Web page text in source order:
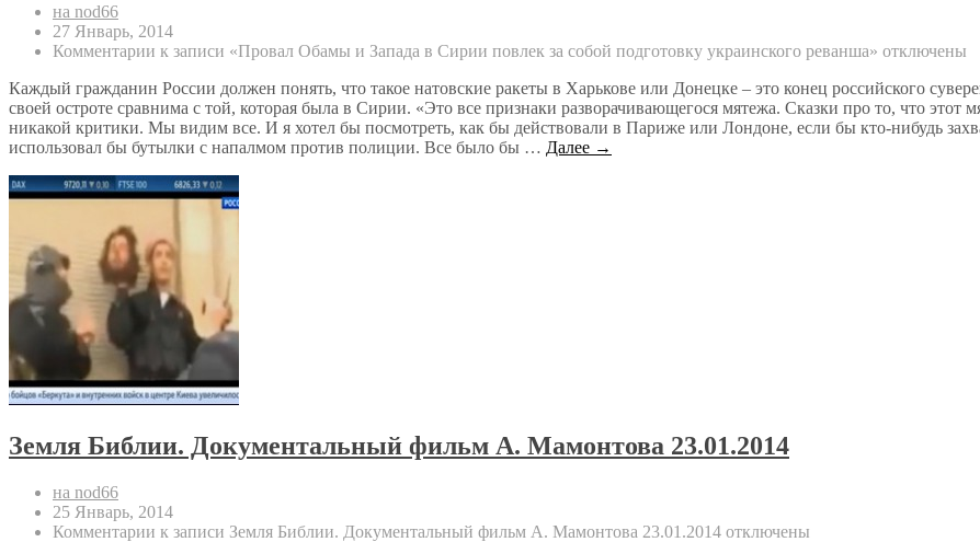
на nod66
27 Январь, 2014
Комментарии к записи «Провал Обамы и Запада в Сирии повлек за собой подготовку украинского реванша» отключены
Каждый гражданин России должен понять, что такое натовские ракеты в Харькове или Донецке – это конец российского
своей остроте сравнима с той, которая была в Сирии. «Это все признаки разворачивающегося мятежа. Сказки про то, что
никакой критики. Мы видим все. И я хотел бы посмотреть, как бы действовали в Париже или Лондоне, если бы кто-нибудь
использовал бы бутылки с напалмом против полиции. Все было бы … Далее →
Земля Библии. Документальный фильм А. Мамонтова 23.01.2014
на nod66
25 Январь, 2014
Комментарии к записи Земля Библии. Документальный фильм А. Мамонтова 23.01.2014 отключены